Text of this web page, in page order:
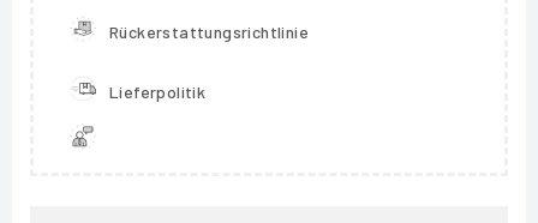
Rückerstattungsrichtlinie
Lieferpolitik